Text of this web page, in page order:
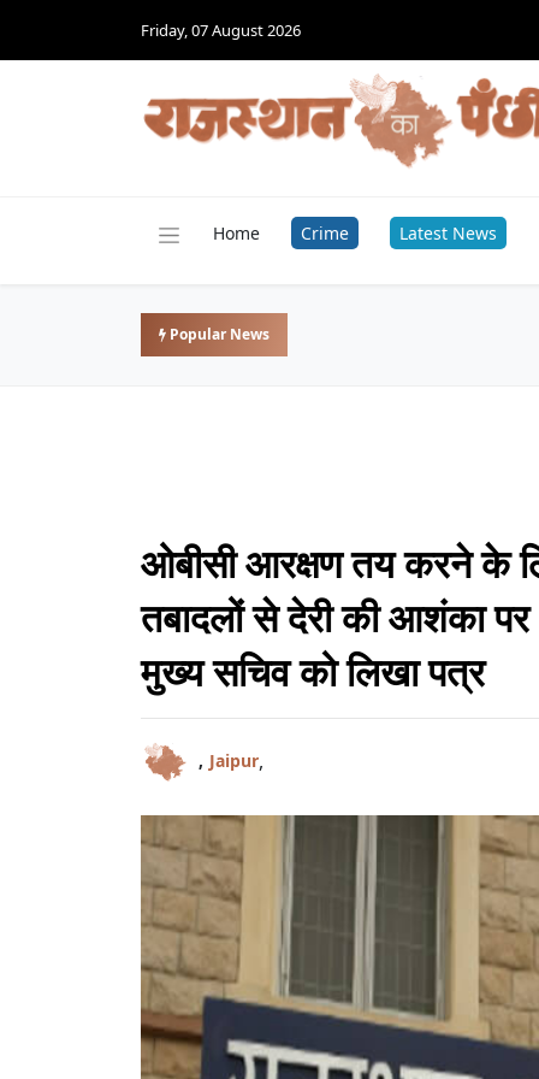
Friday, 07 August 2026
Home Crime Latest News
Popular News
ओबीसी आरक्षण तय करने के
तबादलों से देरी की आशंका
मुख्य सचिव को लिखा पत्र
, Jaipur,